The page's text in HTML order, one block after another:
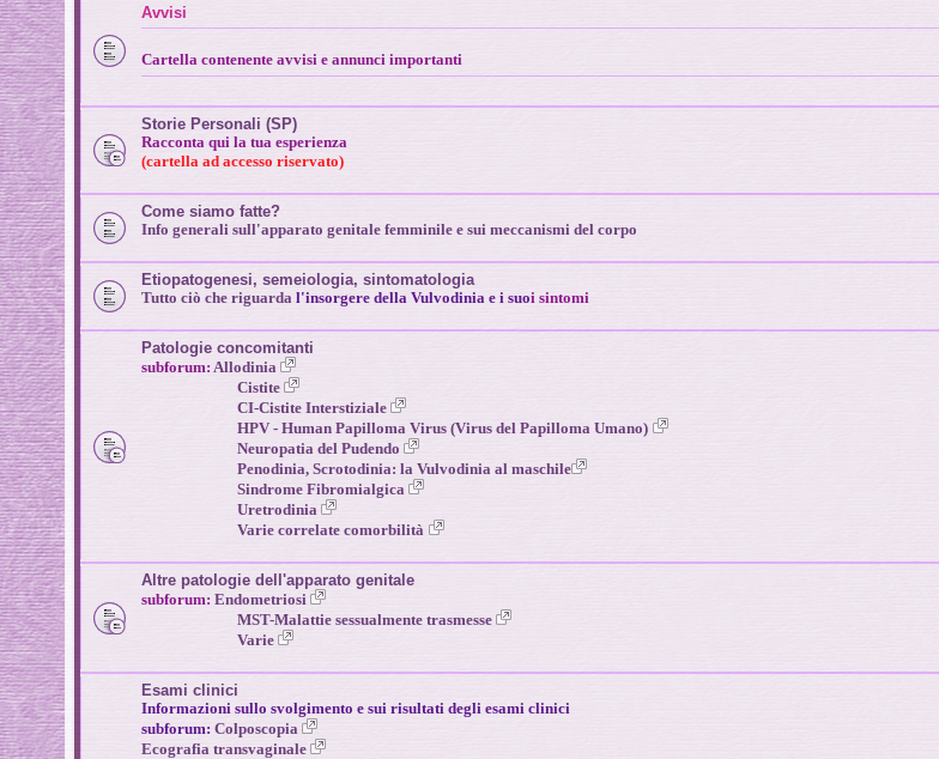
Avvisi
Cartella contenente avvisi e annunci importanti
Storie Personali (SP)
Racconta qui la tua esperienza
(cartella ad accesso riservato)
Come siamo fatte?
Info generali sull'apparato genitale femminile e sui meccanismi del corpo
Etiopatogenesi, semeiologia, sintomatologia
Tutto ciò che riguardal'insorgere della Vulvodinia e i suoi sintomi
Patologie concomitanti
subforum: Allodinia
Cistite
CI-Cistite Interstiziale
HPV - Human Papilloma Virus (Virus del Papilloma Umano)
Neuropatia del Pudendo
Penodinia, Scrotodinia: la Vulvodinia al maschile
Sindrome Fibromialgica
Uretrodinia
Varie correlate comorbilità
Altre patologie dell'apparato genitale
subforum: Endometriosi
MST-Malattie sessualmente trasmesse
Varie
Esami clinici
Informazioni sullo svolgimento e sui risultati degli esami clinici
subforum: Colposcopia
Ecografia transvaginale